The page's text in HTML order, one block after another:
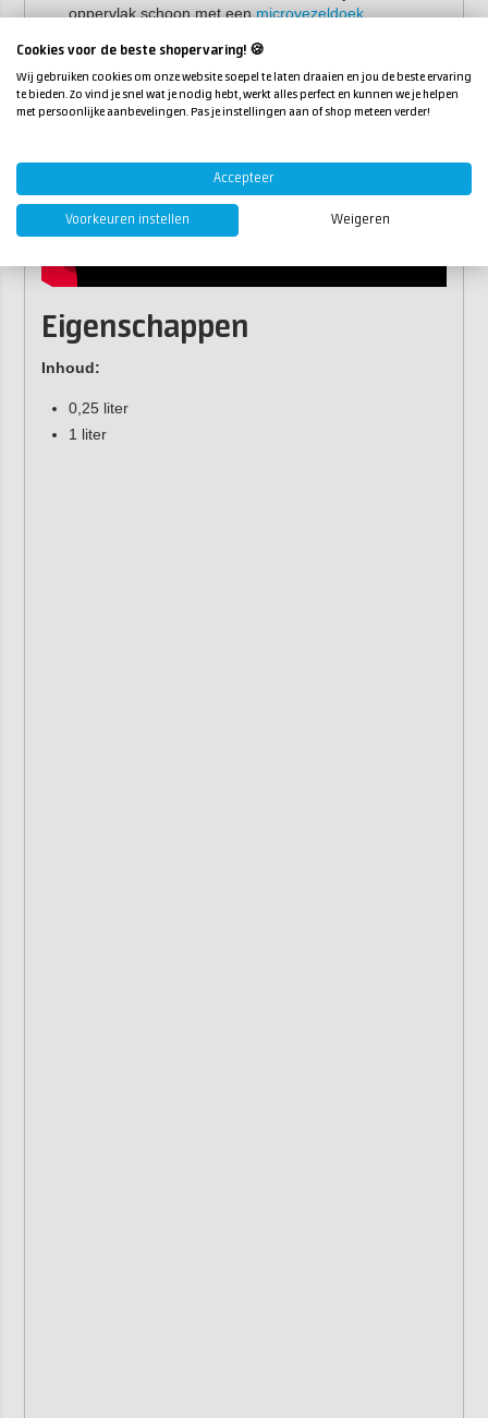
oppervlak schoon met een microvezeldoek.
Eigenschappen
Inhoud:
0,25 liter
1 liter
Cookies voor de beste shopervaring! 🍪
Wij gebruiken cookies om onze website soepel te laten draaien en jou de beste ervaring
te bieden. Zo vind je snel wat je nodig hebt, werkt alles perfect en kunnen we je helpen
met persoonlijke aanbevelingen. Pas je instellingen aan of shop meteen verder!
Accepteer
Voorkeuren instellen Weigeren